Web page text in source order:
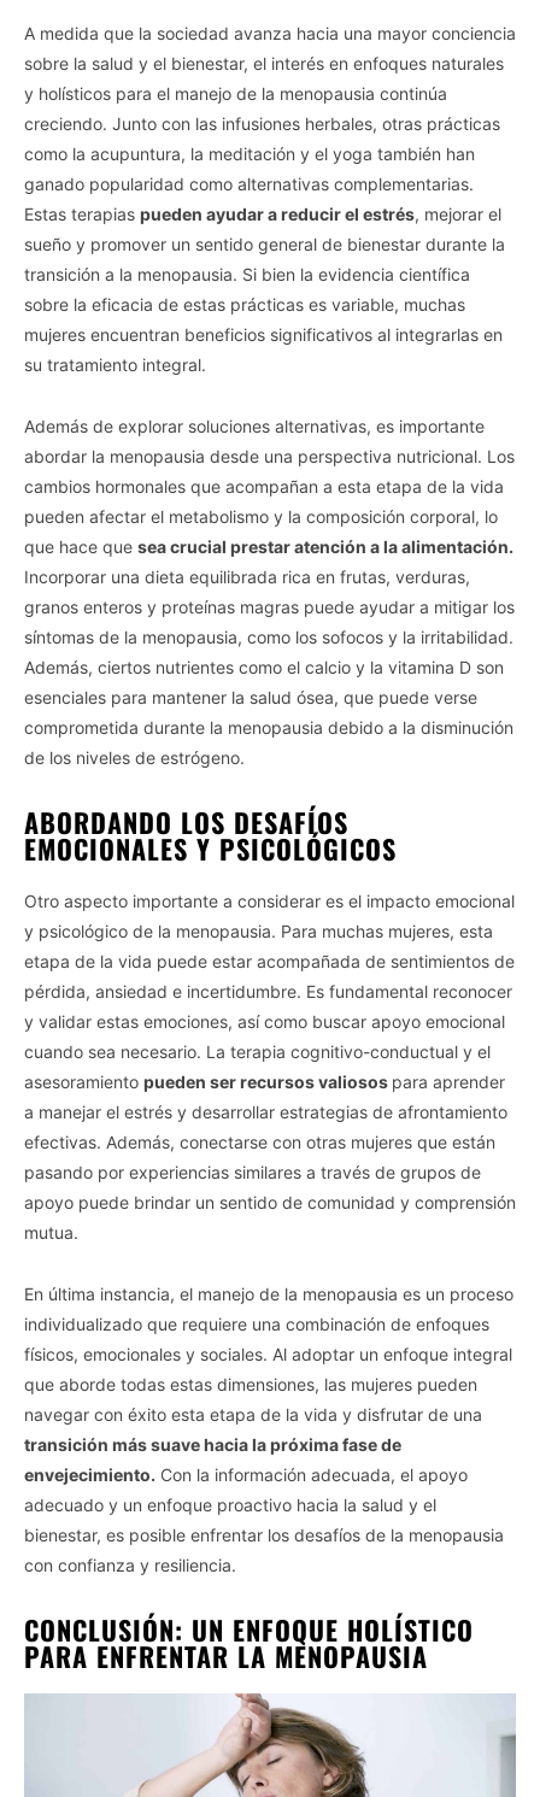
processing of your personal or sensitive information for
targeted advertising by us, please use the below opt-out
section to confirm your selection. Please note that after your
opt-out request is processed you may continue seeing
interest-based ads based on personal information utilized by
us or personal information disclosed to third parties prior to
your opt-out. You may separately opt-out of the further
disclosure of your personal information by third parties on the
IAB’s list of downstream participants. This information may
also be disclosed by us to third parties on the
third parties.
Personal Data Processing Opt Outs
I want to opt-out of the Sharing of my
I want to opt-out of the Sale of my
A medida que la sociedad avanza hacia una mayor conciencia
sobre la salud y el bienestar, el interés en enfoques naturales
y holísticos para el manejo de la menopausia continúa
creciendo. Junto con las infusiones herbales, otras prácticas
como la acupuntura, la meditación y el yoga también han
ganado popularidad como alternativas complementarias.
Estas terapias pueden ayudar a reducir el estrés, mejorar el
sueño y promover un sentido general de bienestar durante la
transición a la menopausia. Si bien la evidencia científica
sobre la eficacia de estas prácticas es variable, muchas
mujeres encuentran beneficios significativos al integrarlas en
su tratamiento integral.
Además de explorar soluciones alternativas, es importante
abordar la menopausia desde una perspectiva nutricional. Los
cambios hormonales que acompañan a esta etapa de la vida
pueden afectar el metabolismo y la composición corporal, lo
que hace que sea crucial prestar atención a la alimentación.
Incorporar una dieta equilibrada rica en frutas, verduras,
granos enteros y proteínas magras puede ayudar a mitigar los
síntomas de la menopausia, como los sofocos y la irritabilidad.
Además, ciertos nutrientes como el calcio y la vitamina D son
esenciales para mantener la salud ósea, que puede verse
comprometida durante la menopausia debido a la disminución
de los niveles de estrógeno.
ABORDANDO LOS DESAFÍOS
EMOCIONALES Y PSICOLÓGICOS
Otro aspecto importante a considerar es el impacto emocional
y psicológico de la menopausia. Para muchas mujeres, esta
etapa de la vida puede estar acompañada de sentimientos de
pérdida, ansiedad e incertidumbre. Es fundamental reconocer
y validar estas emociones, así como buscar apoyo emocional
cuando sea necesario. La terapia cognitivo-conductual y el
asesoramiento pueden ser recursos valiosos para aprender
a manejar el estrés y desarrollar estrategias de afrontamiento
efectivas. Además, conectarse con otras mujeres que están
pasando por experiencias similares a través de grupos de
apoyo puede brindar un sentido de comunidad y comprensión
mutua.
En última instancia, el manejo de la menopausia es un proceso
individualizado que requiere una combinación de enfoques
físicos, emocionales y sociales. Al adoptar un enfoque integral
que aborde todas estas dimensiones, las mujeres pueden
navegar con éxito esta etapa de la vida y disfrutar de una
transición más suave hacia la próxima fase de
envejecimiento. Con la información adecuada, el apoyo
adecuado y un enfoque proactivo hacia la salud y el
bienestar, es posible enfrentar los desafíos de la menopausia
con confianza y resiliencia.
CONCLUSIÓN: UN ENFOQUE HOLÍSTICO
PARA ENFRENTAR LA MENOPAUSIA